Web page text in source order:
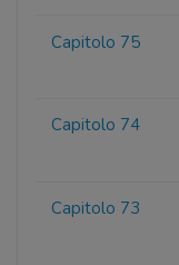
Capitolo 75
Capitolo 74
Capitolo 73